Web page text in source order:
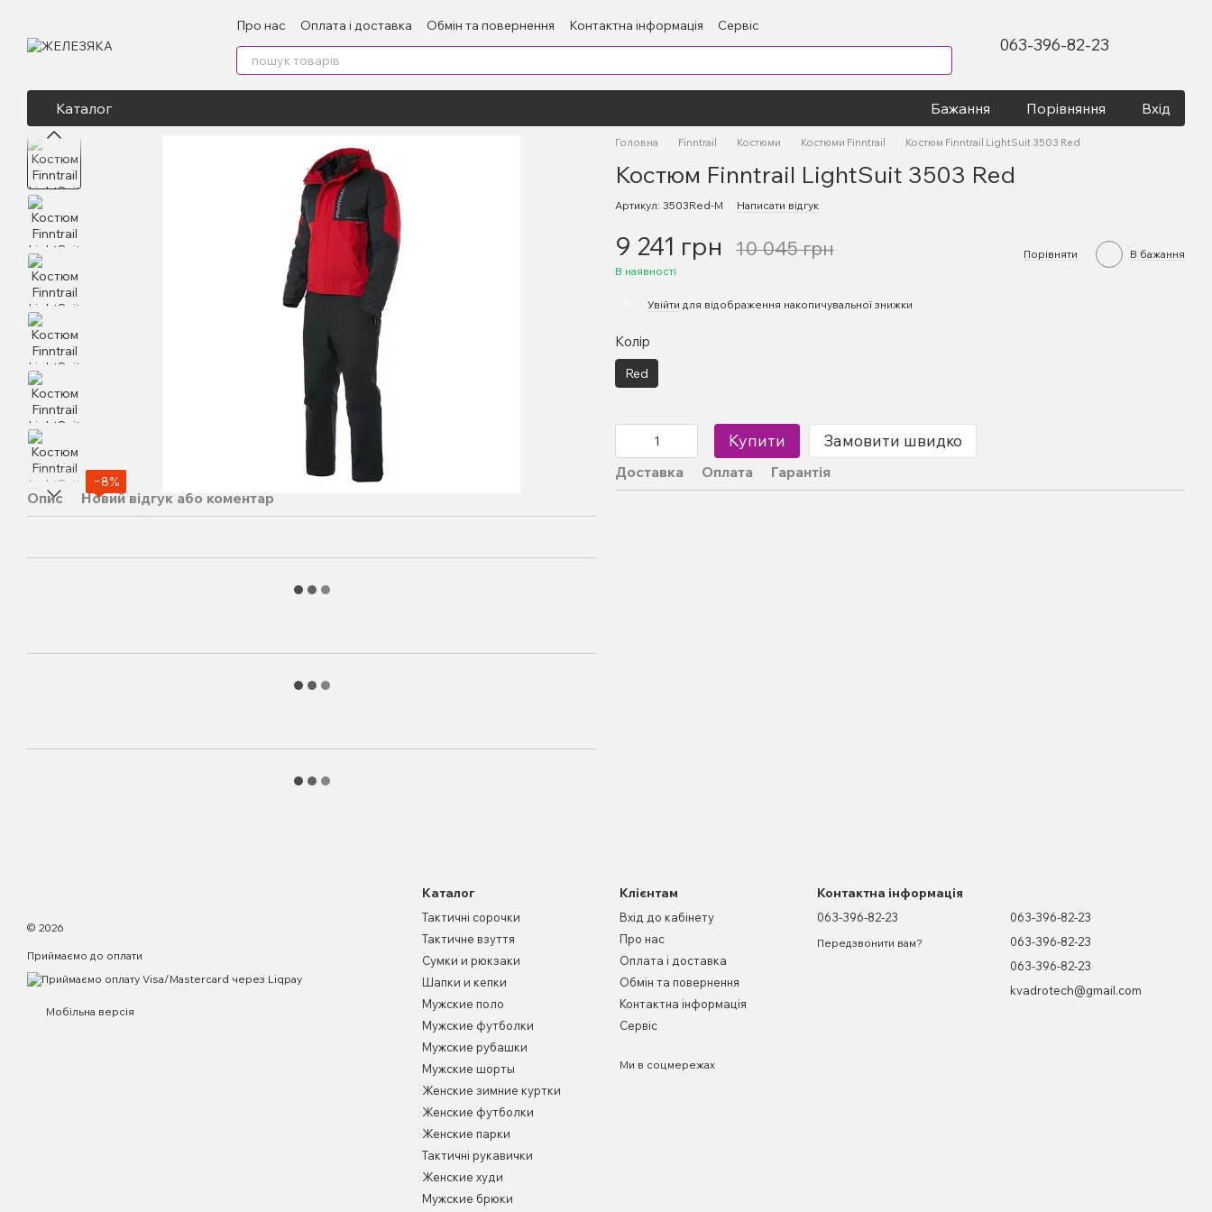
Про нас Оплата і доставка Обмін та повернення Контактна інформація Сервіс
063-396-82-23
Каталог Бажання Порівняння Вхід
−8%
Опис Новий відгук або коментар
Головна Finntrail Костюми Костюми Finntrail Костюм Finntrail LightSuit 3503 Red
Костюм Finntrail LightSuit 3503 Red
Артикул: 3503Red-M Написати відгук
9 241 грн 10 045 грн
В наявності
Порівняти В бажання
Увійти для відображення накопичувальної знижки
Колір
Red
Купити Замовити швидко
Доставка Оплата Гарантія
© 2026
Приймаємо до оплати
Мобільна версія
Каталог
Тактичні сорочки
Тактичне взуття
Сумки и рюкзаки
Шапки и кепки
Мужские поло
Мужские футболки
Мужские рубашки
Мужские шорты
Женские зимние куртки
Женские футболки
Женские парки
Тактичні рукавички
Женские худи
Мужские брюки
Клієнтам
Вхід до кабінету
Про нас
Оплата і доставка
Обмін та повернення
Контактна інформація
Сервіс
Ми в соцмережах
Контактна інформація
063-396-82-23
Передзвонити вам?
063-396-82-23
063-396-82-23
063-396-82-23
kvadrotech@gmail.com